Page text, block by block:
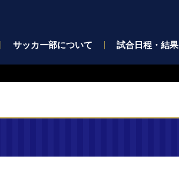
サッカー部について 試合日程・結果